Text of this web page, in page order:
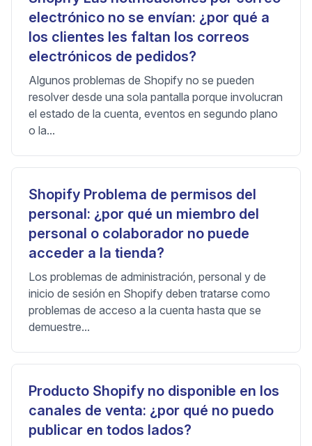
electrónico no se envían: ¿por qué a
los clientes les faltan los correos
electrónicos de pedidos?
Algunos problemas de Shopify no se pueden
resolver desde una sola pantalla porque involucran
el estado de la cuenta, eventos en segundo plano
o la...
Shopify Problema de permisos del
personal: ¿por qué un miembro del
personal o colaborador no puede
acceder a la tienda?
Los problemas de administración, personal y de
inicio de sesión en Shopify deben tratarse como
problemas de acceso a la cuenta hasta que se
demuestre...
Producto Shopify no disponible en los
canales de venta: ¿por qué no puedo
publicar en todos lados?